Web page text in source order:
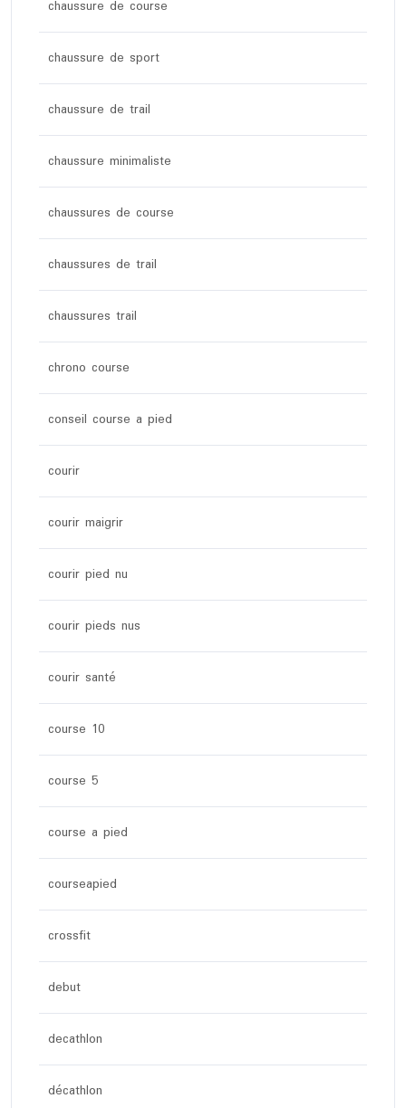
chaussure de course
chaussure de sport
chaussure de trail
chaussure minimaliste
chaussures de course
chaussures de trail
chaussures trail
chrono course
conseil course a pied
courir
courir maigrir
courir pied nu
courir pieds nus
courir santé
course 10
course 5
course a pied
courseapied
crossfit
debut
decathlon
décathlon